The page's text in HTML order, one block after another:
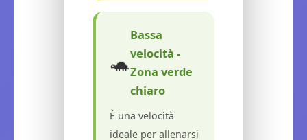
🐢
Bassa
velocità -
Zona verde
chiaro
È una velocità
ideale per allenarsi